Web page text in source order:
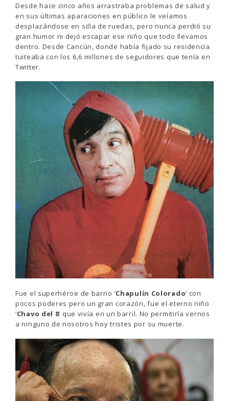
Desde hace cinco años arrastraba problemas de salud y
en sus últimas aparaciones en público le veíamos
desplazándose en silla de ruedas, pero nunca perdió su
gran humor ni dejó escapar ese niño que todo llevamos
dentro. Desde Cancún, donde había fijado su residencia
tuiteaba con los 6,6 millones de seguidores que tenía en
Twitter.
Fue el superhéroe de barrio ‘Chapulín Colorado‘ con
pocos poderes pero un gran corazón, fue el eterno niño
‘Chavo del 8‘ que vivía en un barril. No permitiría vernos
a ninguno de nosotros hoy tristes por su muerte.